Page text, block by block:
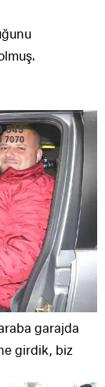
garajda
girdik, biz